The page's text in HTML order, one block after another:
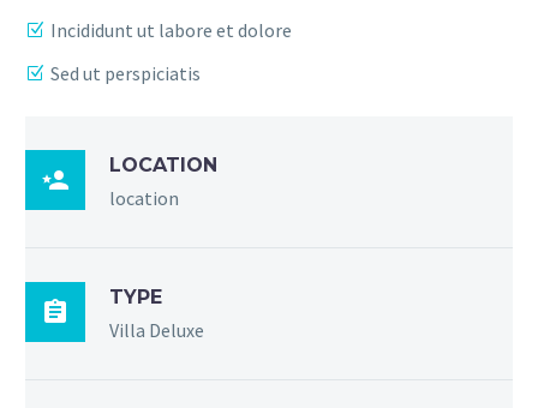
Incididunt ut labore et dolore
Sed ut perspiciatis

LOCATION
location

TYPE
Villa Deluxe